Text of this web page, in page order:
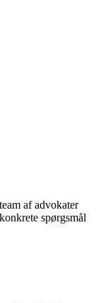
af advokater
spørgsmål